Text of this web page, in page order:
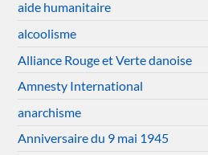
aide humanitaire
alcoolisme
Alliance Rouge et Verte danoise
Amnesty International
anarchisme
Anniversaire du 9 mai 1945